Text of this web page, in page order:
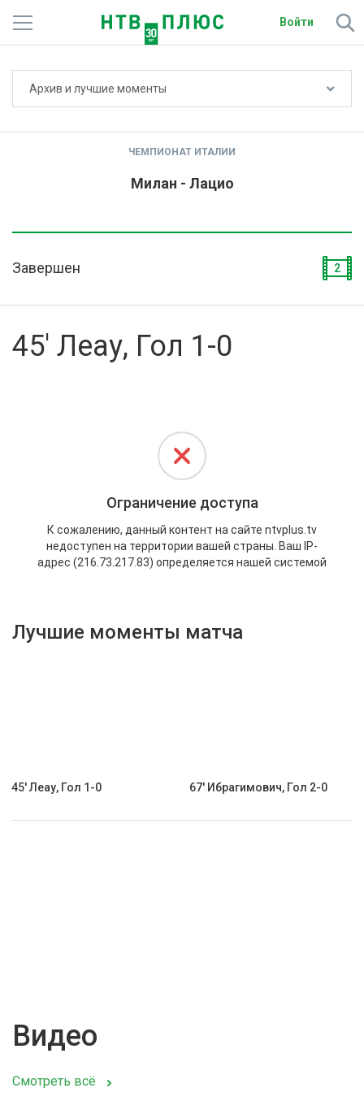
Войти
О сайте
Архив и лучшие моменты
ЧЕМПИОНАТ ИТАЛИИ
Милан - Лацио
Завершен 2
45' Леау, Гол 1-0
Лучшие моменты матча
45' Леау, Гол 1-0 67' Ибрагимович, Гол 2-0
Видео
Смотреть всё